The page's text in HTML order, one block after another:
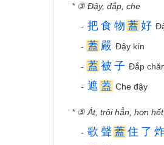
* ③ Đậy, đắp, che
- 把 食 物 蓋 好
- 蓋 嚴 Đậy kín
- 蓋 被 子 Đắp
- 遮 蓋 Che đậy
* ⑤ Át, trội hẳn, hơn
- 歌 聲 蓋 住 了